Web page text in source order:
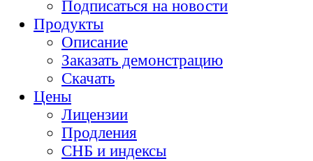
Подписаться на новости
Продукты
Описание
Заказать демонстрацию
Скачать
Цены
Лицензии
Продления
СНБ и индексы